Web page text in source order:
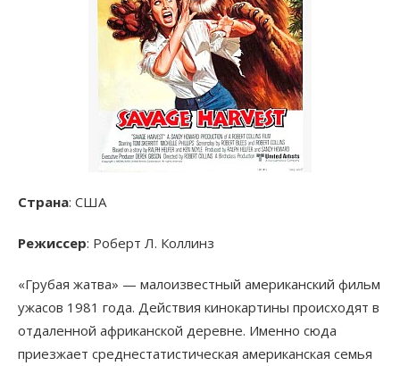
Страна: США
Режиссер: Роберт Л. Коллинз
«Грубая жатва» — малоизвестный американский фильм
ужасов 1981 года. Действия кинокартины происходят в
отдаленной африканской деревне. Именно сюда
приезжает среднестатистическая американская семья